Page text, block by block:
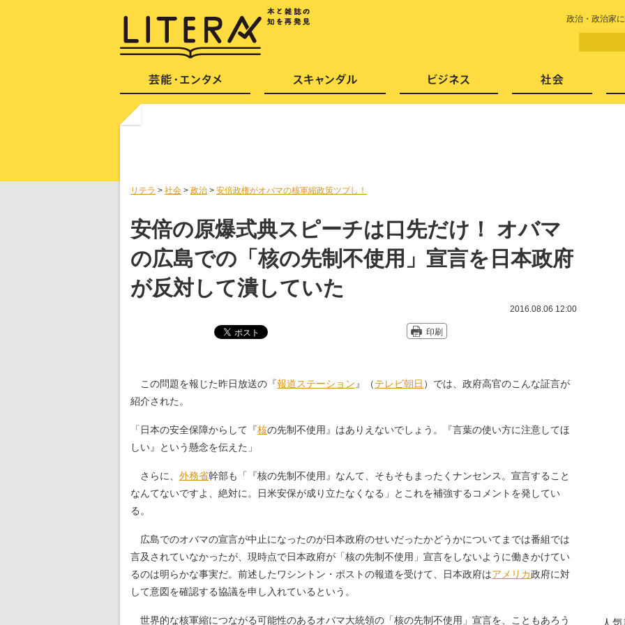
政治・政治家
リテラ > 社会 > 政治 > 安倍政権がオバマの核軍縮政策ツブし！
安倍の原爆式典スピーチは口先だけ！ オバマ
の広島での「核の先制不使用」宣言を日本政府
が反対して潰していた
2016.08.06 12:00
印刷
この問題を報じた昨日放送の『報道ステーション 』（テレビ朝日 ）では、政府高官のこんな証言が
紹介された。
「日本の安全保障からして『核の先制不使用』はありえないでしょう。『言葉の使い方に注意してほ
しい』という懸念を伝えた」
さらに、 外務省幹部も「『核の先制不使用』なんて、そもそもまったくナンセンス。宣言すること
なんてないですよ、絶対に。日米安保が成り立たなくなる」とこれを補強するコメントを発してい
る。
広島でのオバマの宣言が中止になったのが日本政府のせいだったかどうかについてまでは番組では
言及されていなかったが、現時点で日本政府が「核の先制不使用」宣言をしないように働きかけてい
るのは明らかな事実だ。前述したワシントン・ポストの報道を受けて、日本政府はアメリカ政府に対
して意図を確認する協議を申し入れているという。
世界的な核軍縮につながる可能性のあるオバマ大統領の「核の先制不使用」宣言を、こともあろう
芸能・エンタメ スキャンダル